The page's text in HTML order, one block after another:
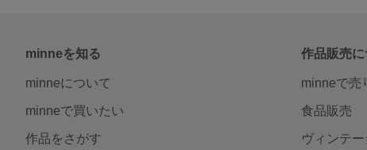
minneを知る
minneについて
minneで買いたい
作品をさがす
作品販売に
minneで売
食品販売
ヴィンテ